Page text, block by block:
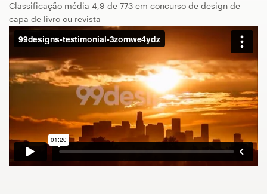
Classificação média 4,9 de 773 em concurso de design de
capa de livro ou revista
Serviços
de
design
Concursos de designs
Projetos 1-para-1
Encontre um designer
Veja inspirações